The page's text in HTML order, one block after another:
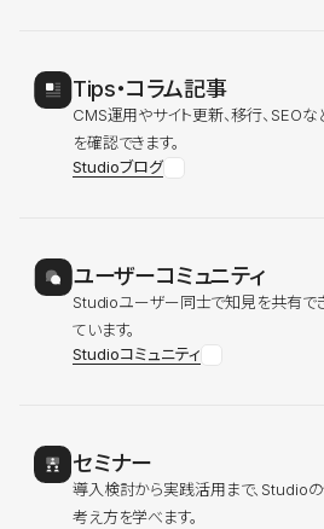
Tips・コラム記事
CMS運用やサイト更新、移行、SEO
を確認できます。
Studioブログ
ユーザーコミュニティ
Studioユーザー同士で知見を共有で
ています。
Studioコミュニティ
セミナー
導入検討から実践活用まで、Studio
考え方を学べます。